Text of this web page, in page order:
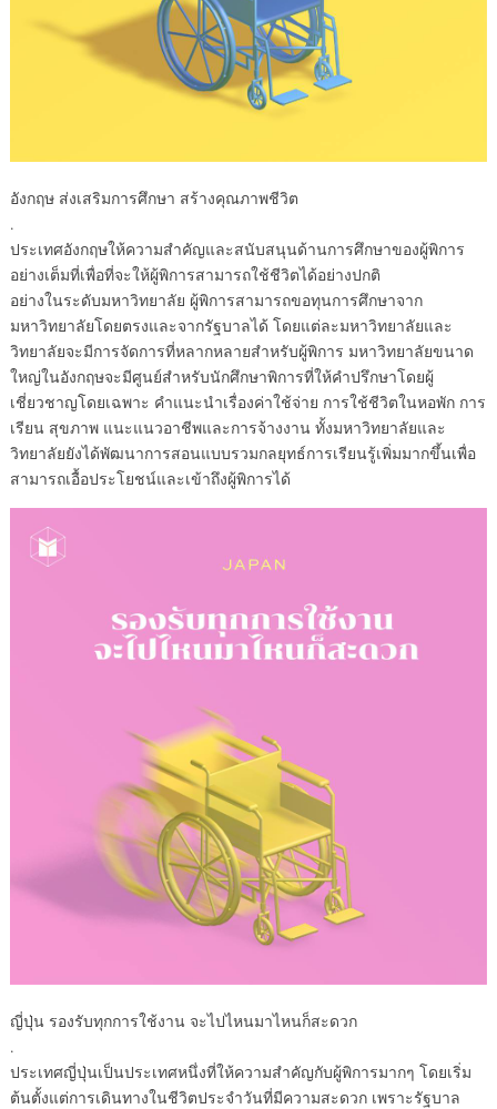
อังกฤษ ส่งเสริมการศึกษา สร้างคุณภาพชีวิต
.
ประเทศอังกฤษให้ความสำคัญและสนับสนุนด้านการศึกษาของผู้พิการ
อย่างเต็มที่เพื่อที่จะให้ผู้พิการสามารถใช้ชีวิตได้อย่างปกติ
อย่างในระดับมหาวิทยาลัย ผู้พิการสามารถขอทุนการศึกษาจาก
มหาวิทยาลัยโดยตรงและจากรัฐบาลได้ โดยแต่ละมหาวิทยาลัยและ
วิทยาลัยจะมีการจัดการที่หลากหลายสำหรับผู้พิการ มหาวิทยาลัยขนาด
ใหญ่ในอังกฤษจะมีศูนย์สำหรับนักศึกษาพิการที่ให้คำปรึกษาโดยผู้
เชี่ยวชาญโดยเฉพาะ คำแนะนำเรื่องค่าใช้จ่าย การใช้ชีวิตในหอพัก การ
เรียน สุขภาพ แนะแนวอาชีพและการจ้างงาน ทั้งมหาวิทยาลัยและ
วิทยาลัยยังได้พัฒนาการสอนแบบรวมกลยุทธ์การเรียนรู้เพิ่มมากขึ้นเพื่อ
สามารถเอื้อประโยชน์และเข้าถึงผู้พิการได้
ญี่ปุ่น รองรับทุกการใช้งาน จะไปไหนมาไหนก็สะดวก
.
ประเทศญี่ปุ่นเป็นประเทศหนึ่งที่ให้ความสำคัญกับผู้พิการมากๆ โดยเริ่ม
ต้นตั้งแต่การเดินทางในชีวิตประจำวันที่มีความสะดวก เพราะรัฐบาล